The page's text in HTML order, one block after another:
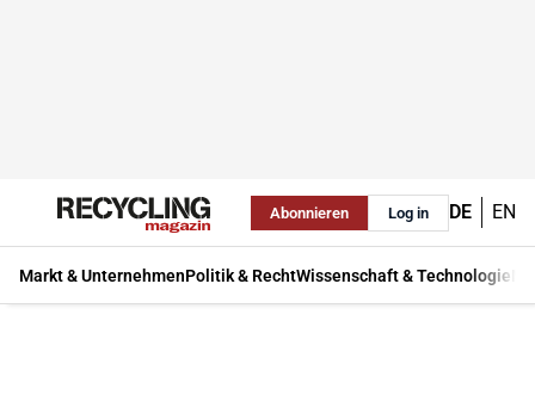
Abonnieren Log in DE EN
Markt & UnternehmenPolitik & RechtWissenschaft & Technologie